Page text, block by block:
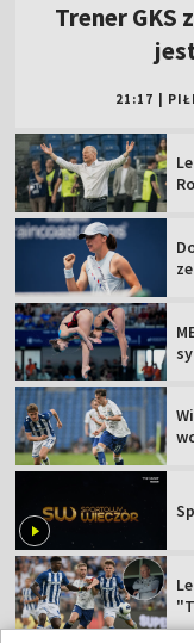
Trener
21:17